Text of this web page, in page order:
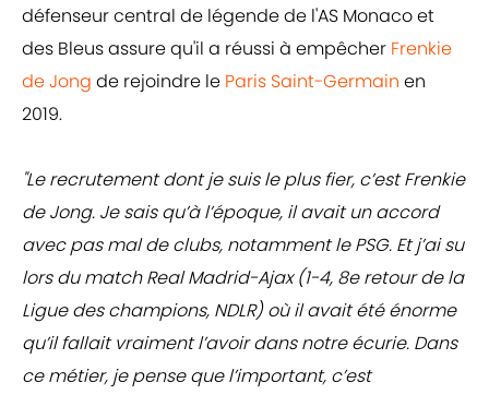
défenseur central de légende de l'AS Monaco et
des Bleus assure qu'il a réussi à empêcher Frenkie
de Jong de rejoindre le Paris Saint-Germain en
2019.
"Le recrutement dont je suis le plus fier, c’est Frenkie
de Jong. Je sais qu’à l’époque, il avait un accord
avec pas mal de clubs, notamment le PSG. Et j’ai su
lors du match Real Madrid-Ajax (1-4, 8e retour de la
Ligue des champions, NDLR) où il avait été énorme
qu’il fallait vraiment l’avoir dans notre écurie. Dans
ce métier, je pense que l’important, c’est